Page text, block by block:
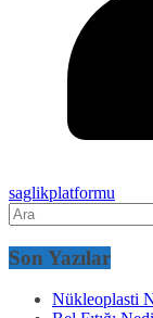
saglikplatformu
Son Yazılar
Nükleoplasti